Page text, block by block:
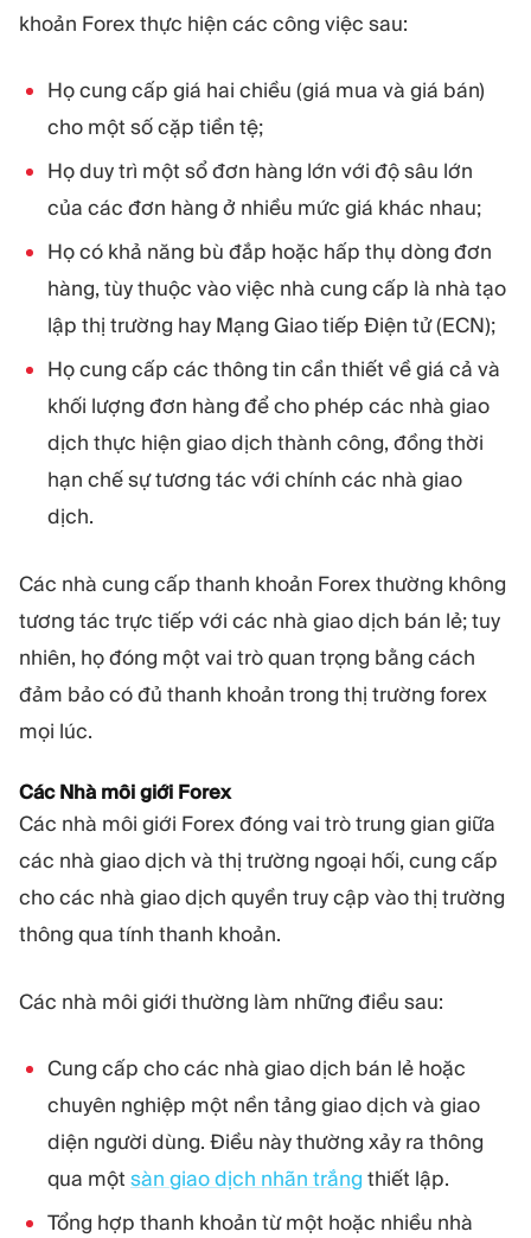
khoản Forex thực hiện các công việc sau:
Họ cung cấp giá hai chiều (giá mua và giá bán)
cho một số cặp tiền tệ;
Họ duy trì một sổ đơn hàng lớn với độ sâu lớn
của các đơn hàng ở nhiều mức giá khác nhau;
Họ có khả năng bù đắp hoặc hấp thụ dòng đơn
hàng, tùy thuộc vào việc nhà cung cấp là nhà tạo
lập thị trường hay Mạng Giao tiếp Điện tử (ECN);
Họ cung cấp các thông tin cần thiết về giá cả và
khối lượng đơn hàng để cho phép các nhà giao
dịch thực hiện giao dịch thành công, đồng thời
hạn chế sự tương tác với chính các nhà giao
dịch.
Các nhà cung cấp thanh khoản Forex thường không
tương tác trực tiếp với các nhà giao dịch bán lẻ; tuy
nhiên, họ đóng một vai trò quan trọng bằng cách
đảm bảo có đủ thanh khoản trong thị trường forex
mọi lúc.
Các Nhà môi giới Forex
Các nhà môi giới Forex đóng vai trò trung gian giữa
các nhà giao dịch và thị trường ngoại hối, cung cấp
cho các nhà giao dịch quyền truy cập vào thị trường
thông qua tính thanh khoản.
Các nhà môi giới thường làm những điều sau:
Cung cấp cho các nhà giao dịch bán lẻ hoặc
chuyên nghiệp một nền tảng giao dịch và giao
diện người dùng. Điều này thường xảy ra thông
qua một sàn giao dịch nhãn trắng thiết lập.
Tổng hợp thanh khoản từ một hoặc nhiều nhà